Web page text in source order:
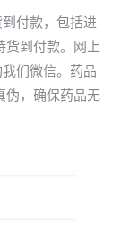
付款，包括进
货到付款。网上
们微信。药品
伪，确保药品无